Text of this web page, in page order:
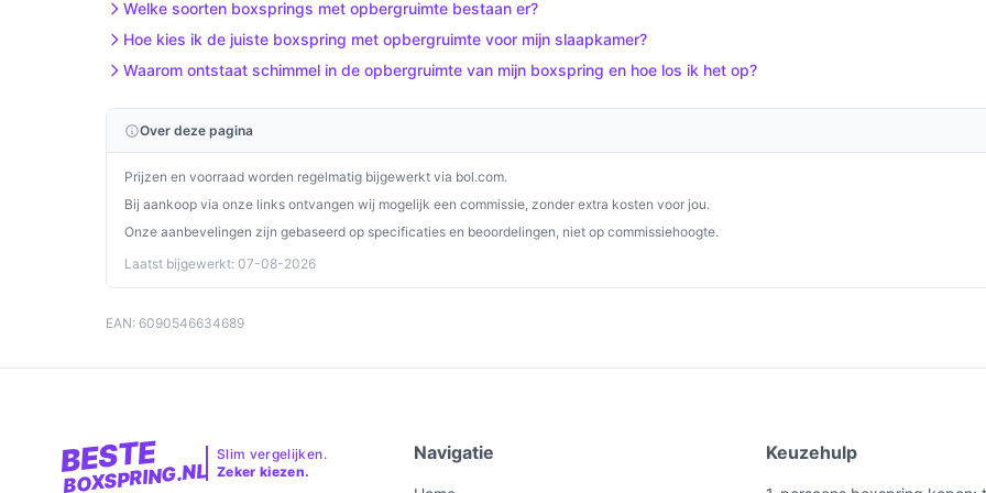
Ontdek alle specificaties en vergelijk prijzen op beste-boxspring.nl. Kies bewust wat perfect
past bij jouw behoeften!
Welke soorten boxsprings met opbergruimte bestaan er?
Hoe kies ik de juiste boxspring met opbergruimte voor mijn slaapkamer?
Waarom ontstaat schimmel in de opbergruimte van mijn boxspring en hoe los ik het op?
Over deze pagina
Prijzen en voorraad worden regelmatig bijgewerkt via bol.com.
Bij aankoop via onze links ontvangen wij mogelijk een commissie, zonder extra kosten voor jou.
Onze aanbevelingen zijn gebaseerd op specificaties en beoordelingen, niet op commissiehoogte.
Laatst bijgewerkt: 07-08-2026
EAN: 6090546634689
BESTE
BOXSPRING.NL
Slim vergelijken.
Zeker kiezen.
Navigatie Keuzehulp